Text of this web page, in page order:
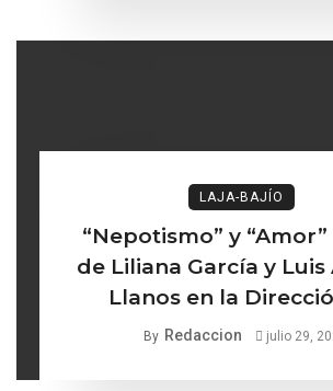
LAJA-BAJÍO
“Nepotismo” y
de Liliana García y
Llanos en la
Turismo de Comonfort la
By Redaccion julio 29,